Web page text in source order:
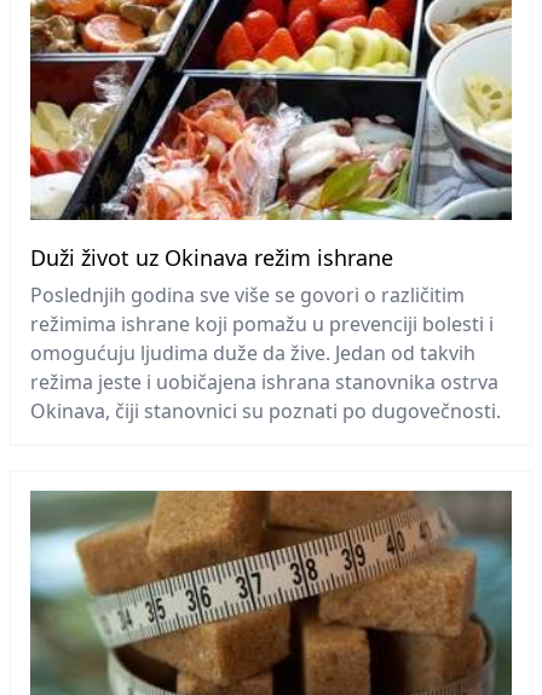
Duži život uz Okinava režim ishrane
Poslednjih godina sve više se govori o različitim
režimima ishrane koji pomažu u prevenciji bolesti i
omogućuju ljudima duže da žive. Jedan od takvih
režima jeste i uobičajena ishrana stanovnika ostrva
Okinava, čiji stanovnici su poznati po dugovečnosti.